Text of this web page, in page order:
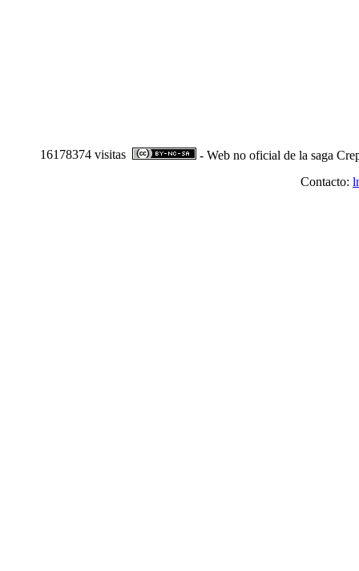
16178374 visitas
- Web no oficial de la saga
Contacto: